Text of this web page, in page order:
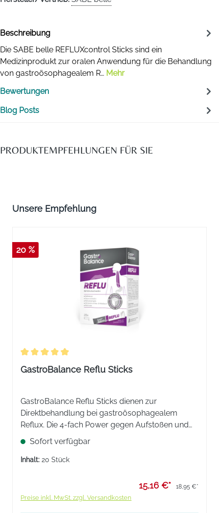
Beschreibung
Die SABE belle REFLUXcontrol Sticks sind ein
Medizinprodukt zur oralen Anwendung für die Behandlung
von gastroösophagealem R… Mehr
Bewertungen
Blog Posts
PRODUKTEMPFEHLUNGEN FÜR SIE
Produktgalerie überspringen
Unsere Empfehlung
20 %
Durchschnittliche Bewertung von 5 von 5 Sternen
GastroBalance Reflu Sticks
GastroBalance Reflu Sticks dienen zur
Direktbehandlung bei gastroösophagealem
Reflux. Die 4-fach Power gegen Aufstoßen und
Sodbrennen mit Bio-Barriere, Neutralisation,
Schutz und Regeneration.
Sofort verfügbar
Inhalt: 20 Stück
15,16 €* 18,95 €*
Preise inkl. MwSt. zzgl. Versandkosten